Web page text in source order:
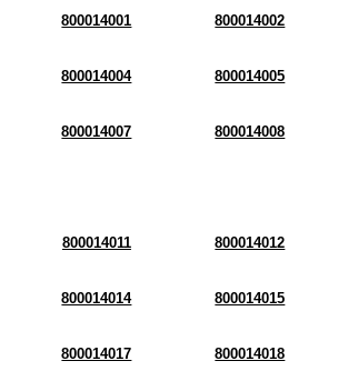
800014001 800014002
800014004 800014005
800014007 800014008
800014011 800014012
800014014 800014015
800014017 800014018